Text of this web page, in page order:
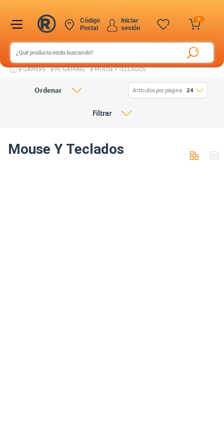
0
Iniciar
sesión
Código
Postal
GAMERS PC GAMING MOUSE Y TECLADOS
Mouse Y Teclados
Ordenar Artículos por página 24
Filtrar